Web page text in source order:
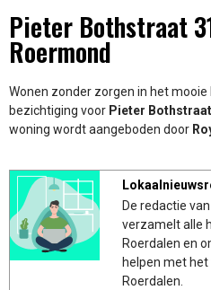
Pieter Bothstraat
Roermond
Wonen zonder zorgen in het mooie
bezichtiging voor Pieter
woning wordt aangeboden door
De redactie
verzamelt alle
Roerdalen en
helpen met
Roerdalen.